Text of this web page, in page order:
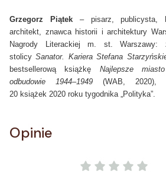
Grzegorz Piątek– pisarz, publicysta,
architekt, znawca historii i architektury
Nagrody Literackiej m. st. Warszawy:
stolicySanator. Kariera Stefana
bestsellerową książkę Najlepsze
odbudowie 1944–1949 (WAB, 2020),
20 książek 2020 roku tygodnika „Polityka”.
Opinie